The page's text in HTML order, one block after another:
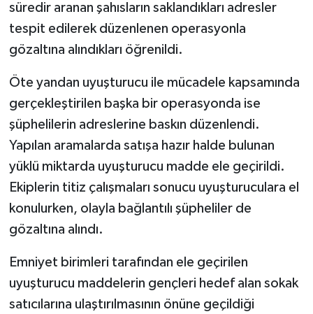
süredir aranan şahısların saklandıkları adresler
tespit edilerek düzenlenen operasyonla
gözaltına alındıkları öğrenildi.
Öte yandan uyuşturucu ile mücadele kapsamında
gerçekleştirilen başka bir operasyonda ise
şüphelilerin adreslerine baskın düzenlendi.
Yapılan aramalarda satışa hazır halde bulunan
yüklü miktarda uyuşturucu madde ele geçirildi.
Ekiplerin titiz çalışmaları sonucu uyuşturuculara el
konulurken, olayla bağlantılı şüpheliler de
gözaltına alındı.
Emniyet birimleri tarafından ele geçirilen
uyuşturucu maddelerin gençleri hedef alan sokak
satıcılarına ulaştırılmasının önüne geçildiği